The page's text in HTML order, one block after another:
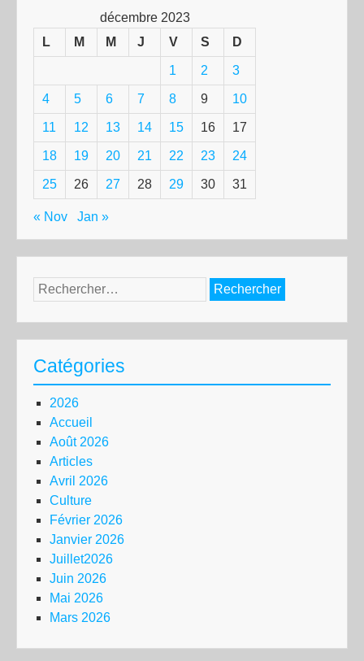
décembre 2023
L
M M J V S D
1 2 3
4 5 6 7 8 9 10
11 12 13 14 15 16 17
18 19 20 21 22 23 24
25 26 27 28 29 30 31
« Nov Jan »
Rechercher :
Catégories
2026
Accueil
Août 2026
Articles
Avril 2026
Culture
Février 2026
Janvier 2026
Juillet2026
Juin 2026
Mai 2026
Mars 2026